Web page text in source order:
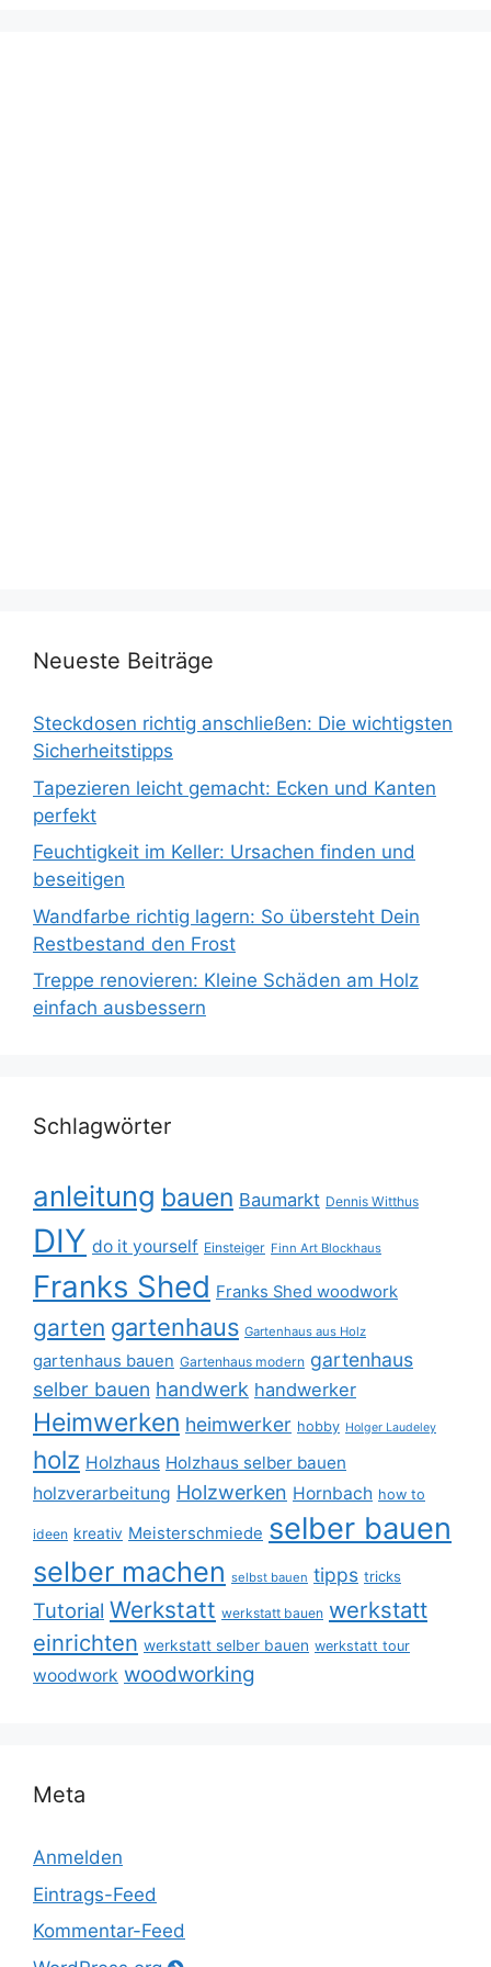
Neueste Beiträge
Steckdosen richtig anschließen: Die wichtigsten
Sicherheitstipps
Tapezieren leicht gemacht: Ecken und Kanten
perfekt
Feuchtigkeit im Keller: Ursachen finden und
beseitigen
Wandfarbe richtig lagern: So übersteht Dein
Restbestand den Frost
Treppe renovieren: Kleine Schäden am Holz
einfach ausbessern
Schlagwörter
anleitung bauen Baumarkt Dennis Witthus
DIY do it yourself Einsteiger Finn Art Blockhaus
Franks Shed Franks Shed woodwork
garten gartenhaus Gartenhaus aus Holz
gartenhaus bauen Gartenhaus modern gartenhaus
selber bauen handwerk handwerker
Heimwerken heimwerker hobby Holger Laudeley
holz Holzhaus Holzhaus selber bauen
holzverarbeitung Holzwerken Hornbach how to
ideen kreativ Meisterschmiede selber bauen
selber machen selbst bauen tipps tricks
Tutorial Werkstatt werkstatt bauen werkstatt
einrichten werkstatt selber bauen werkstatt tour
woodwork woodworking
Meta
Anmelden
Eintrags-Feed
Kommentar-Feed